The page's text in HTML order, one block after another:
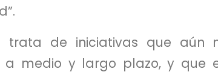
trata de iniciativas que aún
a medio y largo plazo, y que